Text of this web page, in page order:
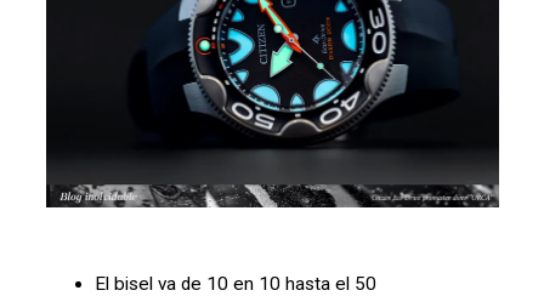
El bisel va de 10 en 10 hasta el 50